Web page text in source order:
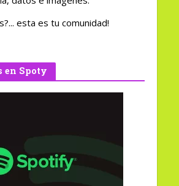
esta es tu comunidad!
en Spoty